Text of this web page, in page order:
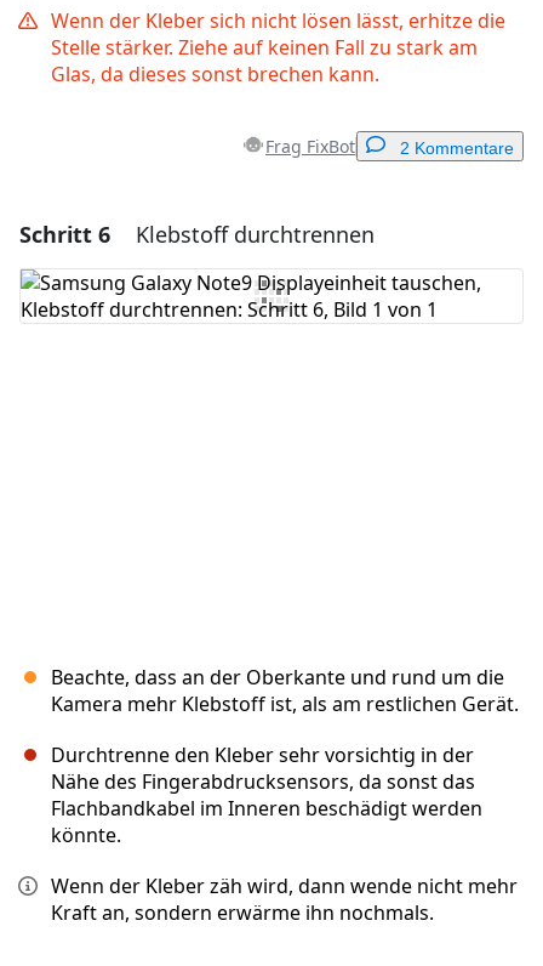
Wenn der Kleber sich nicht lösen lässt, erhitze die
Stelle stärker. Ziehe auf keinen Fall zu stark am
Glas, da dieses sonst brechen kann.
Frag FixBot 2 Kommentare
Einen Kommentar hinzufügen
Kommentar hinzufügen
Schritt 6 Klebstoff durchtrennen
Beachte, dass an der Oberkante und rund um die
Kamera mehr Klebstoff ist, als am restlichen Gerät.
Durchtrenne den Kleber sehr vorsichtig in der
Nähe des Fingerabdrucksensors, da sonst das
Flachbandkabel im Inneren beschädigt werden
könnte.
Wenn der Kleber zäh wird, dann wende nicht mehr
Kraft an, sondern erwärme ihn nochmals.